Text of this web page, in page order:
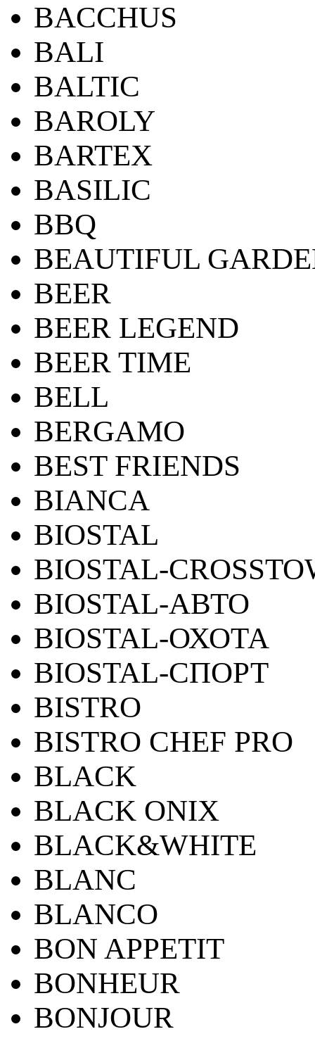
BACCHUS
BALI
BALTIC
BAROLY
BARTEX
BASILIC
BBQ
BEAUTIFUL
BEER
BEER LEGEND
BEER TIME
BELL
BERGAMO
BEST FRIENDS
BIANCA
BIOSTAL
BIOSTAL-
BIOSTAL-АВТО
BIOSTAL-ОХОТА
BIOSTAL-СПОРТ
BISTRO
BISTRO CHEF PRO
BLACK
BLACK ONIX
BLACK&WHITE
BLANC
BLANCO
BON APPETIT
BONHEUR
BONJOUR